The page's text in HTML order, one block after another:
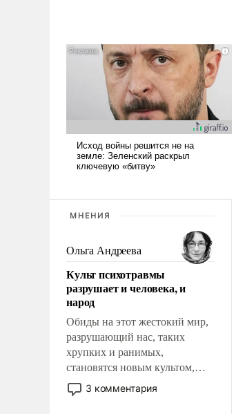
МНЕНИЯ
Ольга Андреева
Культ психотравмы
разрушает и человека, и
народ
Обиды на этот жестокий мир,
разрушающий нас, таких
хрупких и ранимых,
становятся новым культом,
постепенно вытесняя и
отменяя традиционное
3 комментария